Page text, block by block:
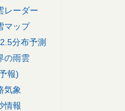
レーダー
マップ
分布予測
の雨雲
報)
気象
情報